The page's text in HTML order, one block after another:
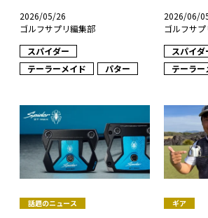
2026/05/26
ゴルフサプリ編集部
スパイダー
テーラーメイド
パター
2026/06/
ゴルフサプ
スパイダ
テーラー
話題のニュース ギア